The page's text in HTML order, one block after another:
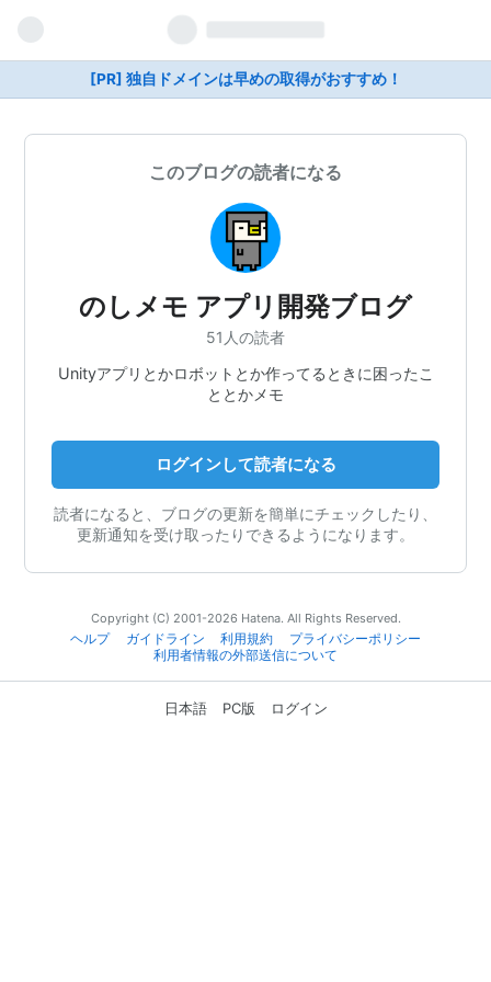
[PR] 独自ドメインは早めの取得がおすすめ！
このブログの読者になる
のしメモ アプリ開発ブログ
51人の読者
Unityアプリとかロボットとか作ってるときに困ったこ
ととかメモ
ログインして読者になる
読者になると、ブログの更新を簡単にチェックしたり、
更新通知を受け取ったりできるようになります。
Copyright (C) 2001-2026 Hatena. All Rights Reserved.
ヘルプ
ガイドライン 利用規約
プライバシーポリシー
利用者情報の外部送信について
日本語 PC版 ログイン